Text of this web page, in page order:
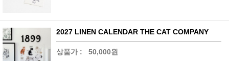
2027 LINEN CALENDAR THE CAT COMPANY
상품가 : 50,000원